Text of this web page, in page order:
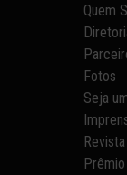
Quem
Fotos
Seja
Revista